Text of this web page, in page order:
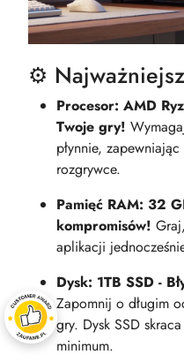
⚙️
Procesor: AMD
Twoje gry!
płynnie,
rozgrywce.
Pamięć RAM: 32
kompromisów!
aplikacji
Dysk: 1TB SSD -
Zapomnij o długim
gry. Dysk SSD
minimum.